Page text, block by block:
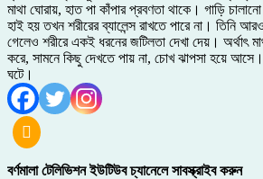
মাথা ঘোরায়, হাত পা কাঁপার প্রবণতা থাকে। গাড়ি
হাই হয় তখন শরীরের ব্যালেন্স রাখতে পারে না। তিনি
গেলেও শরীরে একই ধরনের জটিলতা দেখা দেয়। অর্থাৎ
করে, সামনে কিছু দেখতে পায় না, চোখ ঝাপসা হয়ে
ঘটে।
বর্ণমালা টেলিভিশন ইউটিউব চ্যানেলে সাবস্ক্রাইব করুন